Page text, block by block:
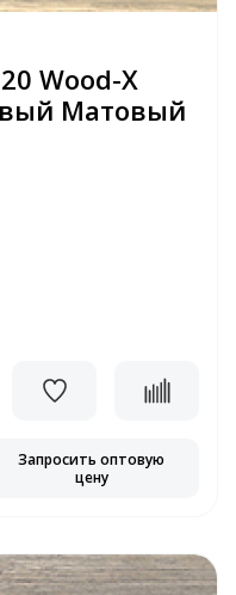
Wood-X
Матовый
Запросить оптовую
цену